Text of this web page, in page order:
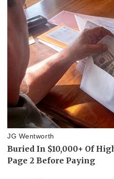
Bóng đá
Lịch thi đấu bóng đá
Thế giới thể thao
eSports